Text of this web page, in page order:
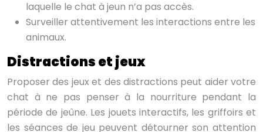
laquelle le chat à jeun n’a pas accès.
Surveiller attentivement les interactions entre les
animaux.
Distractions et jeux
Proposer des jeux et des distractions peut aider votre
chat à ne pas penser à la nourriture pendant la
période de jeûne. Les jouets interactifs, les griffoirs et
les séances de jeu peuvent détourner son attention